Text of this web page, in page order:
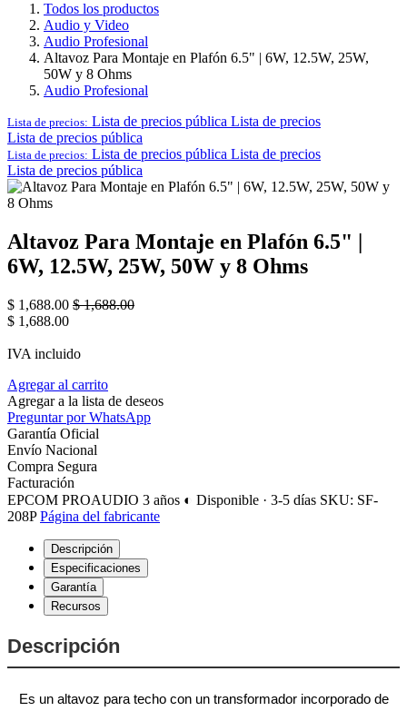
Todos los productos
Audio y Video
Audio Profesional
Altavoz Para Montaje en Plafón 6.5" | 6W, 12.5W, 25W,
50W y 8 Ohms
Audio Profesional
Lista de precios: Lista de precios pública Lista de precios
Lista de precios pública
Lista de precios: Lista de precios pública Lista de precios
Lista de precios pública
Altavoz Para Montaje en Plafón 6.5" |
6W, 12.5W, 25W, 50W y 8 Ohms
$ 1,688.00 $1,688.00
$ 1,688.00
IVA incluido
Agregar al carrito
Agregar a la lista de deseos
Preguntar por WhatsApp
Garantía Oficial
Envío Nacional
Compra Segura
Facturación
EPCOM PROAUDIO 3 años ◐ Disponible · 3-5 días SKU: SF-
208PPágina del fabricante
Descripción
Especificaciones
Garantía
Recursos
Descripción
Es un altavoz para techo con un transformador incorporado de